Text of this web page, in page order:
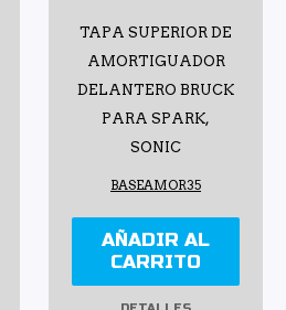
TAPA SUPERIOR DE
AMORTIGUADOR
DELANTERO BRUCK
PARA SPARK,
SONIC
BASEAMOR35
AÑADIR AL
CARRITO